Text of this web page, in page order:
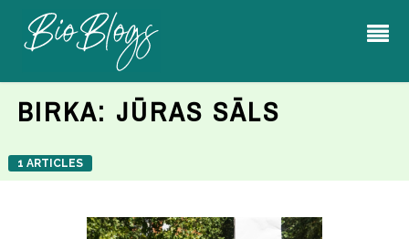
BIRKA: JŪRAS SĀLS
1 ARTICLES